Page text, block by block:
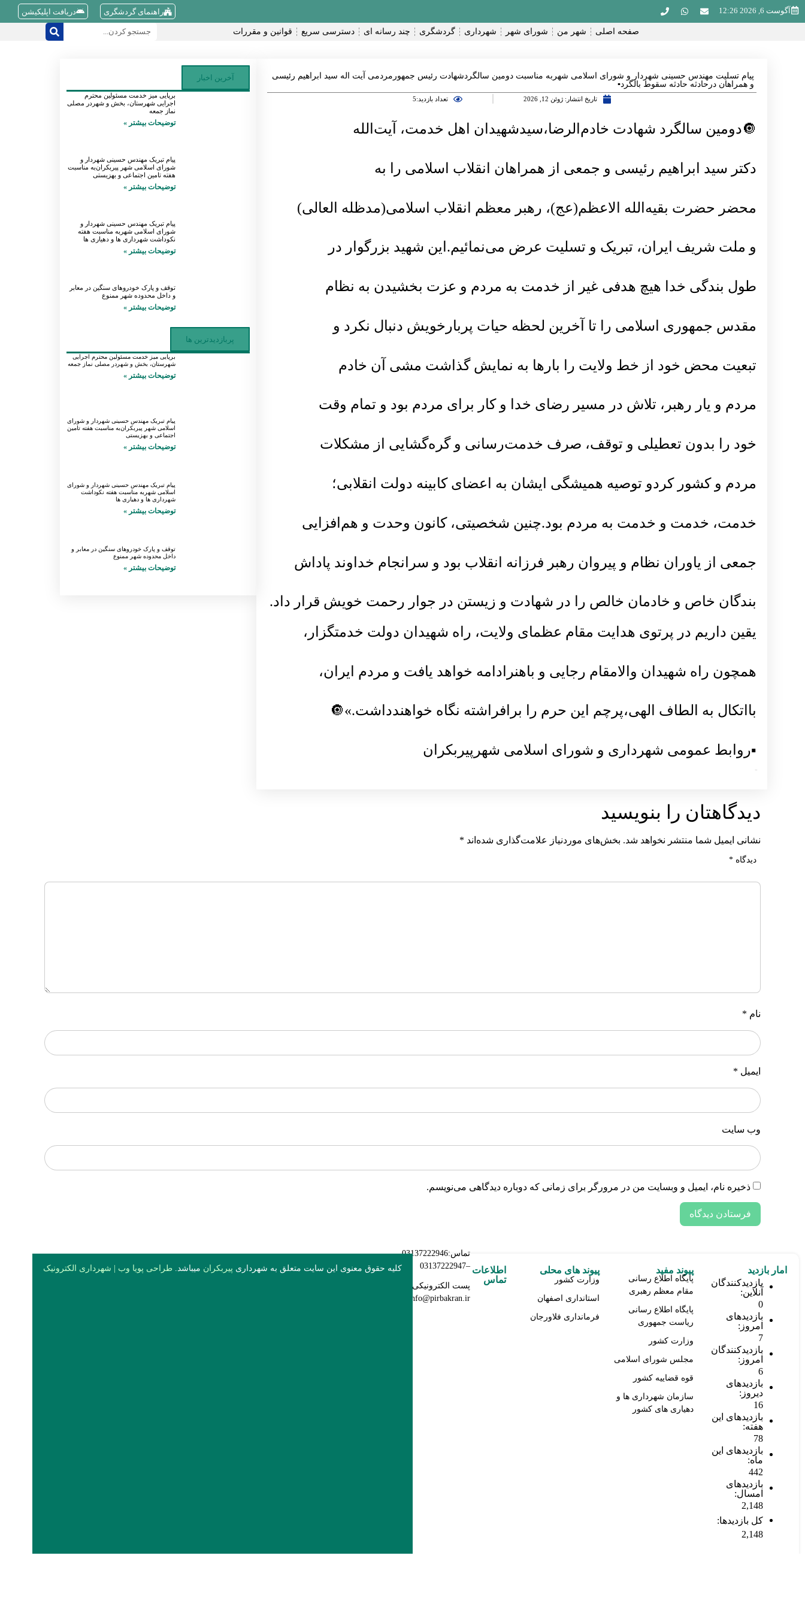
آگوست 6, 2026 12:26 راهنمای گردشگری دریافت اپلیکیشن
صفحه اصلی شهر من شورای شهر شهرداری گردشگری چند رسانه ای دسترسی سریع قوانین و مقررات
پیام تسلیت مهندس حسینی شهردار و شورای اسلامی شهربه مناسبت دومین سالگردشهادت رئیس جمهورمردمی آیت اله سید ابراهیم رئیسی
و همراهان درحادثه حادثه سقوط بالگرد▪️
تاریخ انتشار: ژوئن 12, 2026 تعداد بازدید:5
🔘دومین سالگرد شهادت خادم‌الرضا،سیدشهیدان اهل خدمت، آیت‌الله
دکتر سید ابراهیم رئیسی و جمعی از همراهان انقلاب اسلامی را به
محضر حضرت بقیه‌الله الاعظم(عج)، رهبر معظم انقلاب اسلامی(مدظله العالی)
و ملت شریف ایران، تبریک و تسلیت عرض می‌نمائیم.این شهید بزرگوار در
طول بندگی خدا هیچ هدفی غیر از خدمت به مردم و عزت بخشیدن به نظام
مقدس جمهوری اسلامی را تا آخرین لحظه حیات پربارخویش دنبال نکرد و
تبعیت محض خود از خط ولایت را بارها به نمایش گذاشت مشی آن خادم
مردم و یار رهبر، تلاش در مسیر رضای خدا و کار برای مردم بود و تمام وقت
خود را بدون تعطیلی و توقف، صرف خدمت‌رسانی و گره‌گشایی از مشکلات
مردم و کشور کردو توصیه همیشگی ایشان به اعضای کابینه دولت انقلابی؛
خدمت، خدمت و خدمت به مردم بود.چنین شخصیتی، کانون وحدت و هم‌افزایی
جمعی از یاوران نظام و پیروان رهبر فرزانه انقلاب بود و سرانجام خداوند پاداش
بندگان خاص و خادمان خالص را در شهادت و زیستن در جوار رحمت خویش قرار داد.
یقین داریم در پرتوی هدایت مقام عظمای ولایت، راه شهیدان دولت خدمتگزار،
همچون راه شهیدان والامقام رجایی و باهنرادامه خواهد یافت و مردم ایران،
بااتکال به الطاف الهی،پرچم این حرم را برافراشته نگاه خواهندداشت.»🔘
▪️روابط عمومی شهرداری و شورای اسلامی شهرپیربکران
آخرین اخبار
برپایی میز خدمت مسئولین محترم
اجرایی شهرستان، بخش و شهردر مصلی
نماز جمعه
توضیحات بیشتر »
پیام تبریک مهندس حسینی شهردار و
شورای اسلامی شهر پیربکران‌به مناسبت
هفته تامین اجتماعی و بهزیستی
توضیحات بیشتر »
پیام تبریک مهندس حسینی شهردار و
شورای اسلامی شهربه مناسبت هفته
نکوداشت شهرداری ها و دهیاری ها
توضیحات بیشتر »
توقف و پارک خودروهای سنگین در معابر
و داخل محدوده شهر ممنوع
توضیحات بیشتر »
پربازدیدترین ها
برپایی میز خدمت مسئولین محترم اجرایی
شهرستان، بخش و شهردر مصلی نماز جمعه
توضیحات بیشتر »
پیام تبریک مهندس حسینی شهردار و شورای
اسلامی شهر پیربکران‌به مناسبت هفته تامین
اجتماعی و بهزیستی
توضیحات بیشتر »
پیام تبریک مهندس حسینی شهردار و شورای
اسلامی شهربه مناسبت هفته نکوداشت
شهرداری ها و دهیاری ها
توضیحات بیشتر »
توقف و پارک خودروهای سنگین در معابر و
داخل محدوده شهر ممنوع
توضیحات بیشتر »
دیدگاهتان را بنویسید
نشانی ایمیل شما منتشر نخواهد شد. بخش‌های موردنیاز علامت‌گذاری شده‌اند *
دیدگاه *
نام *
ایمیل *
وب‌ سایت
ذخیره نام، ایمیل و وبسایت من در مرورگر برای زمانی که دوباره دیدگاهی می‌نویسم.
امار بازدید
بازدیدکنندگان
آنلاین:
0
بازدیدهای
امروز:
7
بازدیدکنندگان
امروز:
6
بازدیدهای
دیروز:
16
بازدیدهای این
هفته:
78
بازدیدهای این
ماه:
442
بازدیدهای
امسال:
2,148
کل بازدیدها:
2,148
پیوند مفید
پایگاه اطلاع رسانی
مقام معظم رهبری
پایگاه اطلاع رسانی
ریاست جمهوری
وزارت کشور
مجلس شورای اسلامی
قوه قضاییه کشور
سازمان شهرداری ها و
دهیاری های کشور
پیوند های محلی
وزارت کشور
استانداری اصفهان
فرمانداری فلاورجان
اطلاعات
تماس
تماس:03137222946
–03137222947
پست الکترونیکی:
info@pirbakran.ir
کلیه حقوق معنوی این سایت متعلق به شهرداری پیربکران میباشد.طراحی پویا وب | شهرداری الکترونیک